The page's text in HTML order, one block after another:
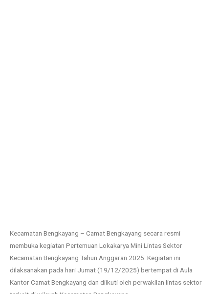
Kecamatan Bengkayang – Camat Bengkayang secara resmi
membuka kegiatan Pertemuan Lokakarya Mini Lintas Sektor
Kecamatan Bengkayang Tahun Anggaran 2025. Kegiatan ini
dilaksanakan pada hari Jumat (19/12/2025) bertempat di Aula
Kantor Camat Bengkayang dan diikuti oleh perwakilan lintas sektor